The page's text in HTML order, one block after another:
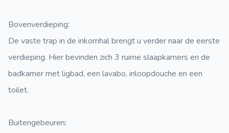
Bovenverdieping:
De vaste trap in de inkomhal brengt u verder naar de eerste
verdieping. Hier bevinden zich 3 ruime slaapkamers en de
badkamer met ligbad, een lavabo, inloopdouche en een
toilet.
Buitengebeuren: